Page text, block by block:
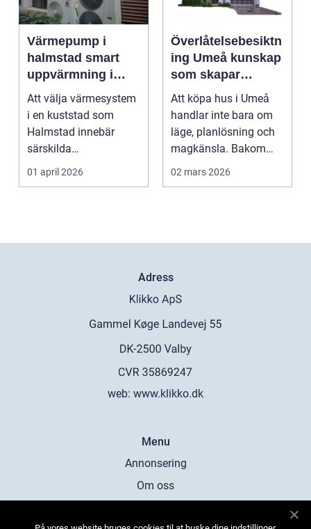
Värmepump i
halmstad smart
uppvärmning i
kustklimat
Att välja värmesystem
i en kuststad som
Halmstad innebär
särskilda
förutsättningar. Vind,
fukt, mild...
01 april 2026
Överlåtelsebesiktn
ing Umeå kunskap
som skapar
tryggare
husaffärer
Att köpa hus i Umeå
handlar inte bara om
läge, planlösning och
magkänsla. Bakom
väggar, golv och tak...
02 mars 2026
Adress
web: www.klikko.dk
Menu
Annonsering
Om oss